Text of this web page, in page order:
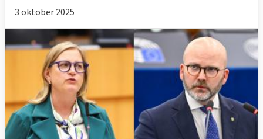
3 oktober 2025